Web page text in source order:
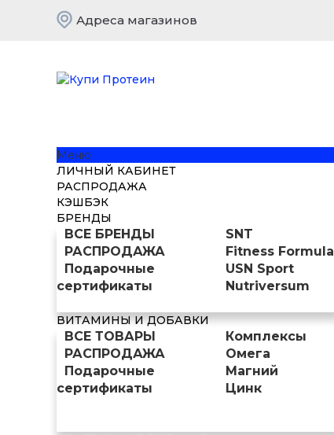
Адреса магазинов
Меню
ЛИЧНЫЙ КАБИНЕТ
РАСПРОДАЖА
КЭШБЭК
БРЕНДЫ
ВСЕ БРЕНДЫ
РАСПРОДАЖА
Подарочные
сертификаты
SNT
Fitness Formula
USN Sport
Nutriversum
ВИТАМИНЫ И ДОБАВКИ
ВСЕ ТОВАРЫ
РАСПРОДАЖА
Подарочные
сертификаты
Комплексы
Омега
Магний
Цинк